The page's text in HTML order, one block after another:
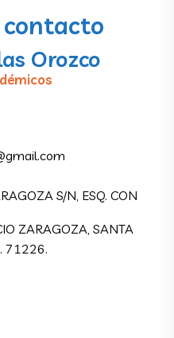
Orozco
S/N, ESQ. CON
ZARAGOZA, SANTA
71226.